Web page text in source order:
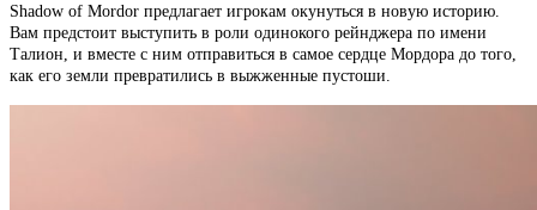
Shadow of Mordor предлагает игрокам окунуться в новую историю.
Вам предстоит выступить в роли одинокого рейнджера по имени
Талион, и вместе с ним отправиться в самое сердце Мордора до того,
как его земли превратились в выжженные пустоши.